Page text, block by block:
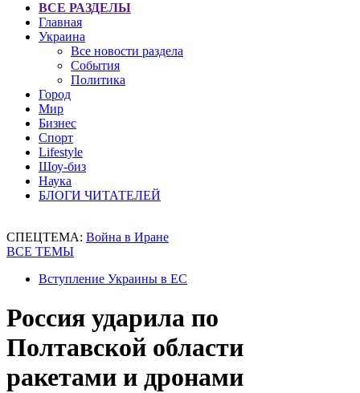
ВСЕ РАЗДЕЛЫ
Главная
Украина
Все новости раздела
События
Политика
Город
Мир
Бизнес
Спорт
Lifestyle
Шоу-биз
Наука
БЛОГИ ЧИТАТЕЛЕЙ
СПЕЦТЕМА: Война в Иране
ВСЕ ТЕМЫ
Вступление Украины в ЕС
Россия ударила по
Полтавской области
ракетами и дронами